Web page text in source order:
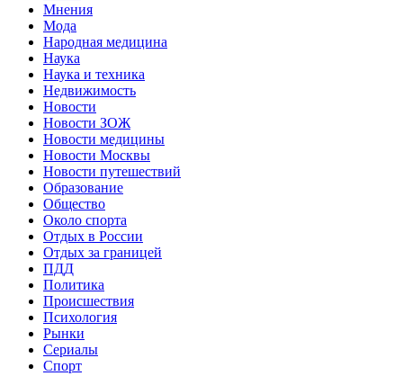
Мнения
Мода
Народная медицина
Наука
Наука и техника
Недвижимость
Новости
Новости ЗОЖ
Новости медицины
Новости Москвы
Новости путешествий
Образование
Общество
Около спорта
Отдых в России
Отдых за границей
ПДД
Политика
Происшествия
Психология
Рынки
Сериалы
Спорт